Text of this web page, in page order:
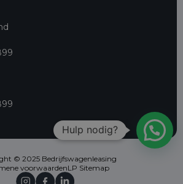
© 2025 Bedrijfswagenleasing
voorwaardenLP Sitemap
Hulp nodig?